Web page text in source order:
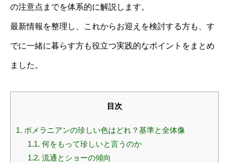
の注意点までを体系的に解説します。
最新情報を整理し、これからお迎えを検討する方も、す
でに一緒に暮らす方も役立つ実践的なポイントをまとめ
ました。
目次
1. ポメラニアンの珍しい色はどれ？基準と全体像
1.1. 何をもって珍しいと言うのか
1.2. 流通とショーの傾向